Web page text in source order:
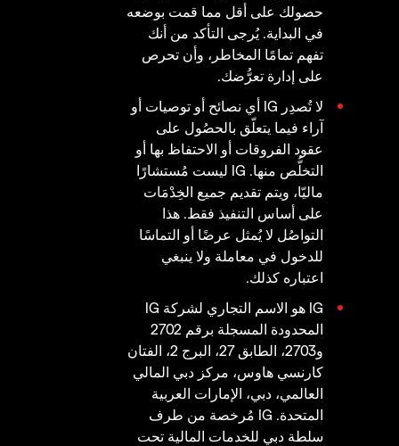
حصولك على أقل مما قمت بوضعه
في البداية. يُرجى التأكد من أنك
تفهم تمامًا المخاطر، وأن تحرص
على إدارة تعرُّضك.
لا تُصدِر IG أي نصائح أو توصيات أو
آراء فيما يتعلّق بالحصُول على
عقود الفروقات أو الاحتفاظ بها أو
التخلُّص منها. IG ليست مُستشارًا
ماليّا، ويتم تقديم جميع الخِدْمَات
على أساس التنفيذ فقط. هذا
التواصُل لا يُمثل عرضًا أو التماسًا
للدخول في معاملة ولا ينبغي
اعتباره كذلك.
IG هو الاسم التجاري لشركة IG
المحدودة المسجلة برقم 2702
و2703، الطابق 27، البرج 2، الفتان
كارنسي هاوس، مركز دبي المالي
العالمي، دبي، الإمارات العربية
المتحدة. IG مُرخصة من طرف
سلطة دبي للخدمات المالية تحت